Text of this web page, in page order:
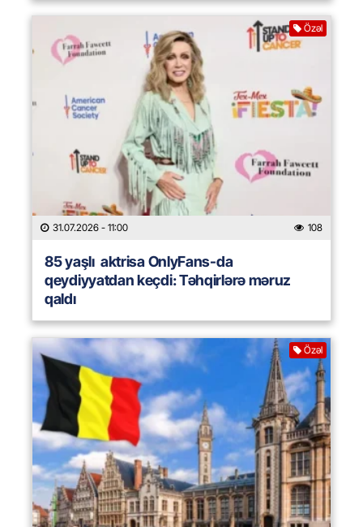
Özəl
31.07.2026 - 11:00 108
85 yaşlı aktrisa OnlyFans-da
qeydiyyatdan keçdi: Təhqirlərə məruz
qaldı
Özəl